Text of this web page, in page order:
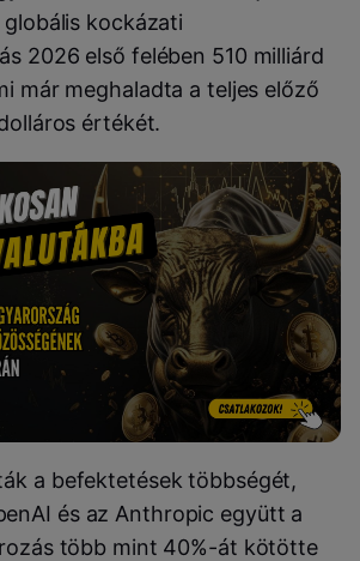
kockázati
2026 első felében 510 milliárd
már meghaladta a teljes előző
értékét.
a befektetések többségét,
és az Anthropic együtt a
több mint 40%-át kötötte